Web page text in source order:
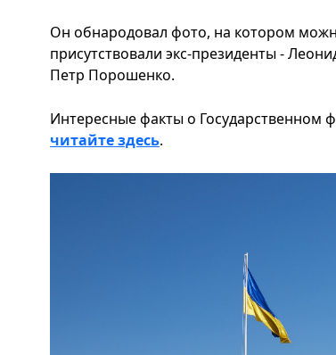
Он обнародовал фото, на котором
присутствовали экс-президенты -
Петр Порошенко.
Интересные факты о Государственном
читайте здесь.